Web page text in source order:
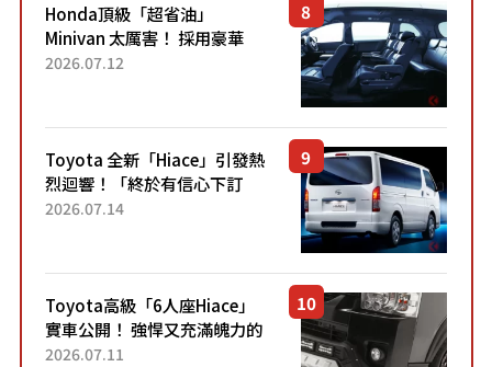
Honda頂級「超省油」
Minivan 太厲害！ 採用豪華
「真皮座椅」與專屬「黑色內
「三...
2026.07.12
Toyota 全新「Hiace」引發熱
烈迴響！「終於有信心下訂
了！」「哪個等級交車最
車？...
2026.07.14
Toyota高級「6人座Hiace」
實車公開！ 強悍又充滿魄力的
「全黑設計」搭配特別「豪華
2026.07.11